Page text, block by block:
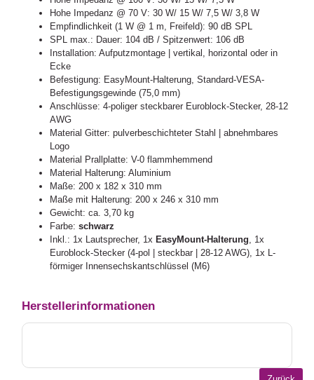
Hohe Impedanz @ 70 V: 30 W/ 15 W/ 7,5 W/ 3,8 W
Empfindlichkeit (1 W @ 1 m, Freifeld): 90 dB SPL
SPL max.: Dauer: 104 dB / Spitzenwert: 106 dB
Installation: Aufputzmontage | vertikal, horizontal oder in
Ecke
Befestigung: EasyMount-Halterung, Standard-VESA-
Befestigungsgewinde (75,0 mm)
Anschlüsse: 4-poliger steckbarer Euroblock-Stecker, 28-12
AWG
Material Gitter: pulverbeschichteter Stahl | abnehmbares
Logo
Material Prallplatte: V-0 flammhemmend
Material Halterung: Aluminium
Maße: 200 x 182 x 310 mm
Maße mit Halterung: 200 x 246 x 310 mm
Gewicht: ca. 3,70 kg
Farbe:schwarz
Inkl.: 1x Lautsprecher, 1x EasyMount-Halterung, 1x
Euroblock-Stecker (4-pol | steckbar | 28-12 AWG), 1x L-
förmiger Innensechskantschlüssel (M6)
Herstellerinformationen